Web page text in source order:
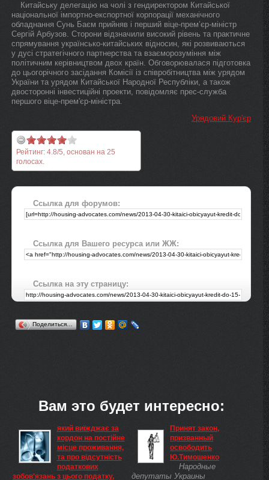
Китайську делегацію на чолі з гендиректором Китайської
національної імпортно-експортної корпорації механічного
обладнання Сунь Баєм прийняв і перший віце-прем’єр-міністр
Сергій Арбузов. Сторони відзначили високий рівень та практичне
спрямування українсько-китайських відносин, які розвиваються
у дусі стратегічного партнерства та взаєморозуміння між
політичним керівництвом двох країн. Обговорювалася підготовка
до цьогорічного засідання Комісії із співробітництва між урядом
України та урядом Китайської Народної Республіки, а також
двосторонні інвестиційні проекти, повідомляє прес-служба
першого віце-прем'єр-міністра.
Урядовий Кур'єр
Рейтинг: 4.8/5, основан на 25
голосах.
Ссылка для форумов:
Ссылка для Вашего ресурса или ЖЖ:
Ссылка на эту страницу:
Поделиться…
Вам это будет интересно:
який виїжджає за
кордон на постійне
місце проживання,
та про відсутність
податкових
зобов'язань з цього податку,
Принят закон,
призванный
освободить
Ю.Тимошенко
Народные
депутаты Украины